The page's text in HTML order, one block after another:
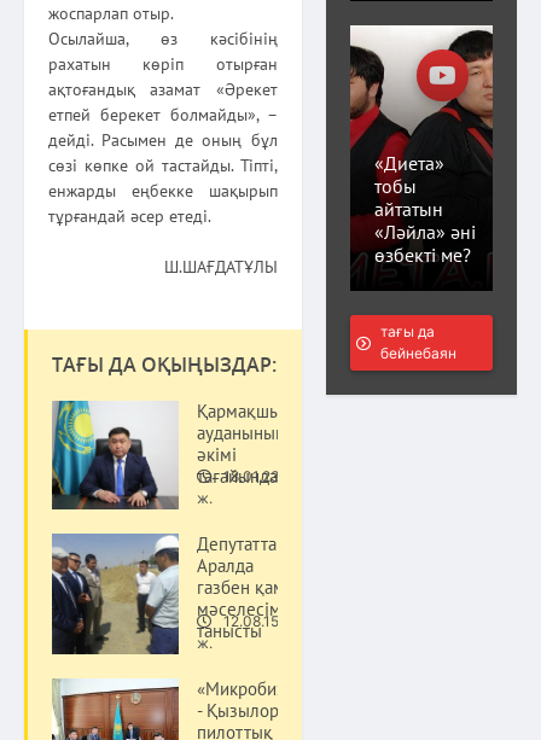
жоспарлап отыр.
Осылайша, өз кәсібінің
рахатын көріп отырған
ақтоғандық азамат «Әрекет
етпей берекет болмайды», –
дейді. Расымен де оның бұл
сөзі көпке ой тастайды. Тіпті,
енжарды еңбекке шақырып
тұрғандай әсер етеді.
Ш.ШАҒДАТҰЛЫ
ТАҒЫ ДА ОҚЫҢЫЗДАР:
Қармақшы
ауданының
әкімі
тағайындалды
18.01.23
ж.
Депутаттар
Аралда
газбен қамту
мәселесімен
танысты
12.08.15
ж.
«Микробизнес
- Қызылорда»
пилоттық
«Диета»
тобы
айтатын
«Ләйла» әні
өзбекті ме?
тағы да
бейнебаян